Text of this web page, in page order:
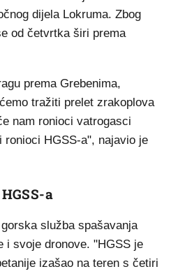
dijela Lokruma. Zbog
od četvrtka širi prema
prema Grebenima,
tražiti prelet zrakoplova
nam ronioci vatrogasci
HGSS-a", najavio je
a
služba spašavanja
i svoje dronove. "HGSS je
izašao na teren s četiri